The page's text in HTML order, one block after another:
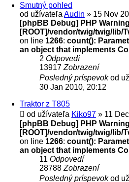
Smutný pohled
od užívateľa Audin » 15 Nov
[phpBB Debug] PHP Warning
[ROOT]/vendor/twig/twig/lib/
on line 1266: count():
an object that implements
2 Odpovedí
13917 Zobrazení
Posledný príspevokod
30 Jan 2010, 20:12
Traktor z T805
od užívateľa Kiko97 » 11
[phpBB Debug] PHP Warning
[ROOT]/vendor/twig/twig/lib/
on line 1266: count():
an object that implements
11 Odpovedí
28788 Zobrazení
Posledný príspevokod